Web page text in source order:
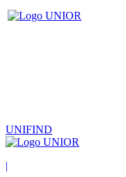
UNIFIND
|